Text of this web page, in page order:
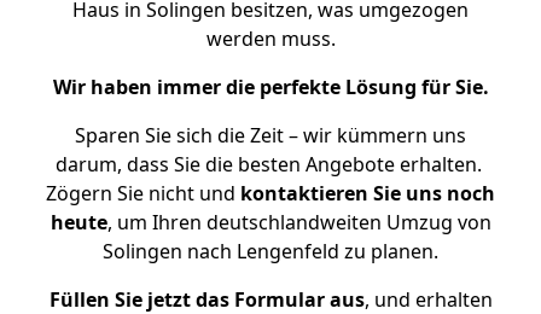
Haus in Solingen besitzen, was umgezogen
werden muss.
Wir haben immer die perfekte Lösung für Sie.
Sparen Sie sich die Zeit – wir kümmern uns
darum, dass Sie die besten Angebote erhalten.
Zögern Sie nicht und kontaktieren Sie uns noch
heute, um Ihren deutschlandweiten Umzug von
Solingen nach Lengenfeld zu planen.
Füllen Sie jetzt das Formular aus, und erhalten